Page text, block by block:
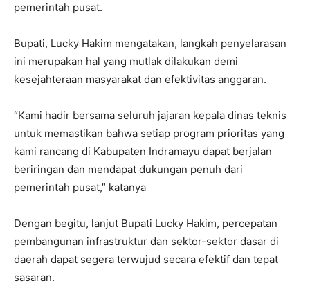
pemerintah pusat.
Bupati, Lucky Hakim mengatakan, langkah penyelarasan
ini merupakan hal yang mutlak dilakukan demi
kesejahteraan masyarakat dan efektivitas anggaran.
“Kami hadir bersama seluruh jajaran kepala dinas teknis
untuk memastikan bahwa setiap program prioritas yang
kami rancang di Kabupaten Indramayu dapat berjalan
beriringan dan mendapat dukungan penuh dari
pemerintah pusat,” katanya
Dengan begitu, lanjut Bupati Lucky Hakim, percepatan
pembangunan infrastruktur dan sektor-sektor dasar di
daerah dapat segera terwujud secara efektif dan tepat
sasaran.